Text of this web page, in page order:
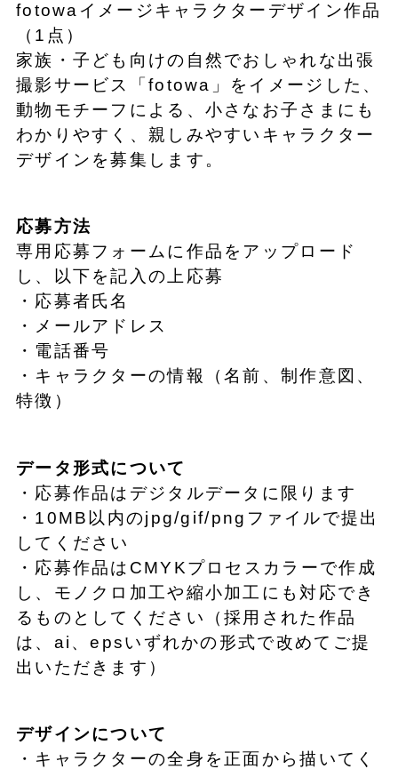
fotowaイメージキャラクターデザイン作品
（1点）
家族・子ども向けの自然でおしゃれな出張
撮影サービス「fotowa」をイメージした、
動物モチーフによる、小さなお子さまにも
わかりやすく、親しみやすいキャラクター
デザインを募集します。
応募方法
専用応募フォームに作品をアップロード
し、以下を記入の上応募
・応募者氏名
・メールアドレス
・電話番号
・キャラクターの情報（名前、制作意図、
特徴）
データ形式について
・応募作品はデジタルデータに限ります
・10MB以内のjpg/gif/pngファイルで提出
してください
・応募作品はCMYKプロセスカラーで作成
し、モノクロ加工や縮小加工にも対応でき
るものとしてください（採用された作品
は、ai、epsいずれかの形式で改めてご提
出いただきます）
デザインについて
・キャラクターの全身を正面から描いてく